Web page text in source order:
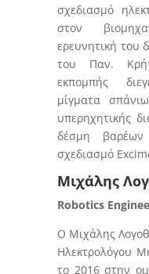
σχεδιασμό
στον
ερευνητική του
του Παν.
εκπομπής
μίγματα
υπερηχητικής
δέσμη
σχεδιασμό
Μιχάλης
Robotics
Ο Μιχάλης
Ηλεκτρολόγου
το 2016 στην